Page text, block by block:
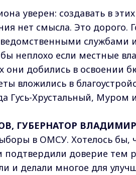
уверен: создавать в
нет смысла. Это дорого.
неплохо если местные
они добились в освоении
вложились в
Гусь-Хрустальный, Муром
ГУБЕРНАТОР
в ОМСУ. Хотелось
подтвердили доверие тем
и делали многое для